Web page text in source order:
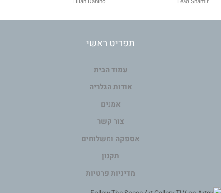
תפריט ראשי
עמוד הבית
אודות הגלריה
אמנים
צור קשר
אספקה ומשלוחים
תקנון
מדיניות פרטיות